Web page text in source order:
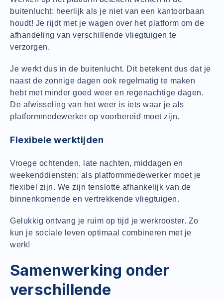
buitenlucht: heerlijk als je niet van een kantoorbaan
houdt! Je rijdt met je wagen over het platform om de
afhandeling van verschillende vliegtuigen te
verzorgen.
Je werkt dus in de buitenlucht. Dit betekent dus dat je
naast de zonnige dagen ook regelmatig te maken
hebt met minder goed weer en regenachtige dagen.
De afwisseling van het weer is iets waar je als
platformmedewerker op voorbereid moet zijn.
Flexibele werktijden
Vroege ochtenden, late nachten, middagen en
weekenddiensten: als platformmedewerker moet je
flexibel zijn. We zijn tenslotte afhankelijk van de
binnenkomende en vertrekkende vliegtuigen.
Gelukkig ontvang je ruim op tijd je werkrooster. Zo
kun je sociale leven optimaal combineren met je
werk!
Samenwerking onder
verschillende